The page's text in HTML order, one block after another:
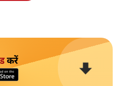
करें